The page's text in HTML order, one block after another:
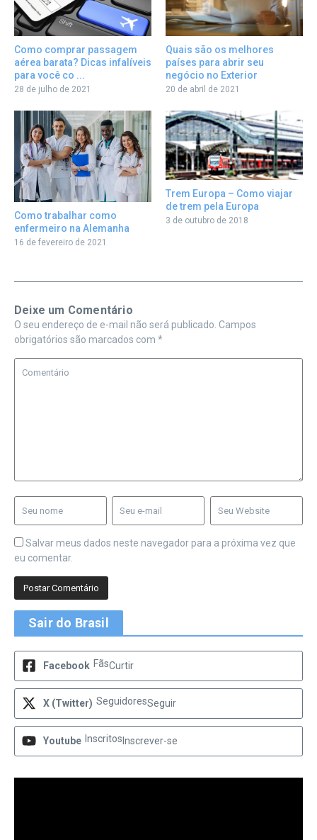
Como comprar passagem
aérea barata? Dicas infalíveis
para você co ...
28 de julho de 2021
Quais são os melhores
países para abrir seu
negócio no Exterior
20 de abril de 2021
Como trabalhar como
enfermeiro na Alemanha
16 de fevereiro de 2021
Trem Europa – Como viajar
de trem pela Europa
3 de outubro de 2018
Deixe um Comentário
O seu endereço de e-mail não será publicado. Campos
obrigatórios são marcados com *
Salvar meus dados neste navegador para a próxima vez que
eu comentar.
Sair do Brasil
Facebook FãsCurtir
X (Twitter) SeguidoresSeguir
Youtube Inscritos Inscrever-se